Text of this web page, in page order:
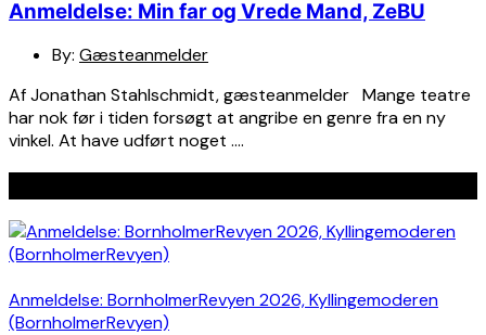
Anmeldelse: Min far og Vrede Mand, ZeBU
By: Gæsteanmelder
Af Jonathan Stahlschmidt, gæsteanmelder Mange teatre
har nok før i tiden forsøgt at angribe en genre fra en ny
vinkel. At have udført noget ….
Anmeldelse: BornholmerRevyen 2026, Kyllingemoderen
(BornholmerRevyen)